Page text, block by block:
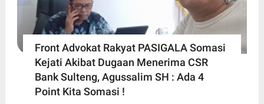
Front Advokat Rakyat PASIGALA Somasi
Kejati Akibat Dugaan Menerima CSR
Bank Sulteng, Agussalim SH : Ada 4
Point Kita Somasi !